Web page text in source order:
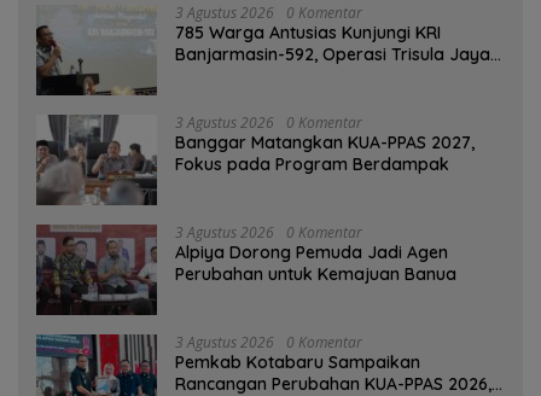
3 Agustus 2026 0 Komentar
785 Warga Antusias Kunjungi KRI
Banjarmasin-592, Operasi Trisula Jaya
3 Agustus 2026 0 Komentar
‎Banggar Matangkan KUA-PPAS 2027,
Fokus pada Program Berdampak
3 Agustus 2026 0 Komentar
‎Alpiya Dorong Pemuda Jadi Agen
Perubahan untuk Kemajuan Banua ‎
3 Agustus 2026 0 Komentar
Pemkab Kotabaru Sampaikan
Rancangan Perubahan KUA-PPAS 2026,